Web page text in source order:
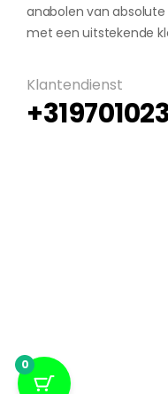
anabolen van
met een uitstekende
Klantendienst
0